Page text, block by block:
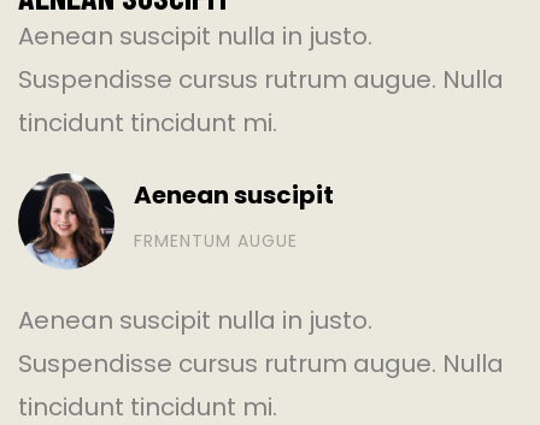
Aenean suscipit nulla in justo.
Suspendisse cursus rutrum augue. Nulla
tincidunt tincidunt mi.
Aenean suscipit
FRMENTUM AUGUE
Aenean suscipit nulla in justo.
Suspendisse cursus rutrum augue. Nulla
tincidunt tincidunt mi.